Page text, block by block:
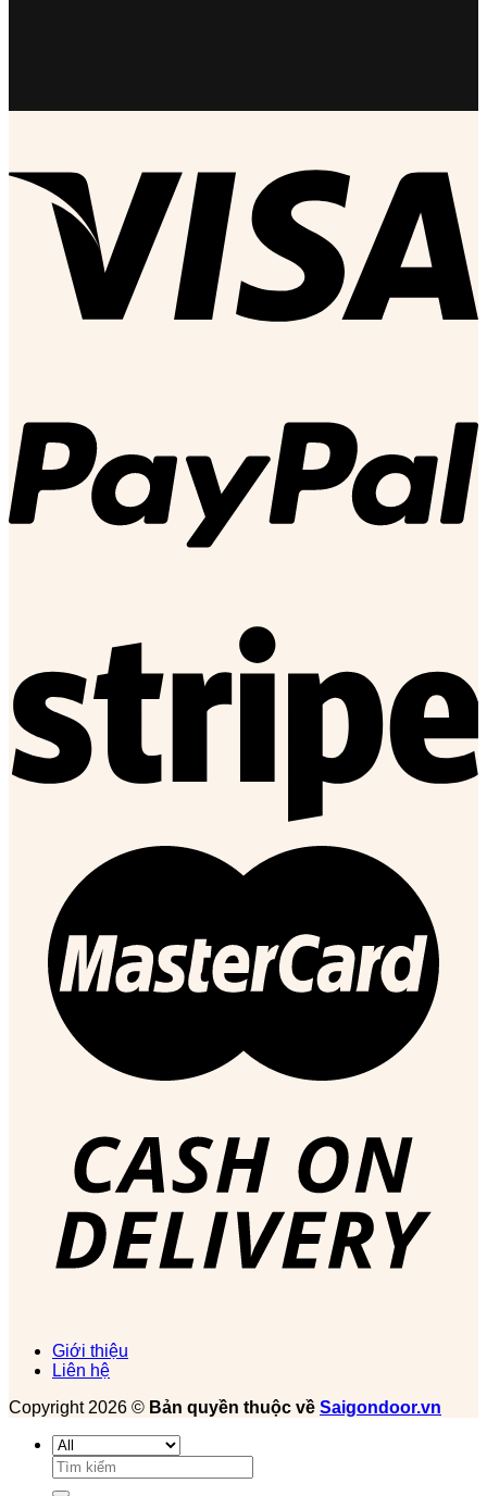
Giới thiệu
Liên hệ
Copyright 2026 © Bản quyền thuộc về Saigondoor.vn
Tìm
kiếm: